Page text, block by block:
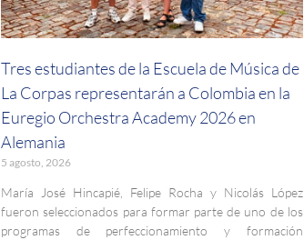
Tres estudiantes de la Escuela de Música de
La Corpas representarán a Colombia en la
Euregio Orchestra Academy 2026 en
Alemania
5 agosto, 2026
María José Hincapié, Felipe Rocha y Nicolás López
fueron seleccionados para formar parte de uno de los
programas de perfeccionamiento y formación